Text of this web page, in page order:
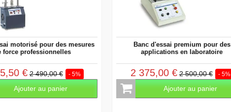
motorisé pour des mesures
force professionnelles
€ 2 490,00 € - 5%
Ajouter au panier
Banc d'essai premium pour des
applications en laboratoire
2 375,00 € 2 500,00 € - 5%
Ajouter au panier